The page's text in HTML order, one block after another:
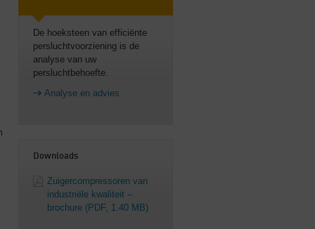
De hoeksteen van efficiënte
persluchtvoorziening is de
analyse van uw
persluchtbehoefte.
Analyse en advies
Downloads
Zuigercompressoren van
industriële kwaliteit –
brochure (PDF, 1.40 MB)